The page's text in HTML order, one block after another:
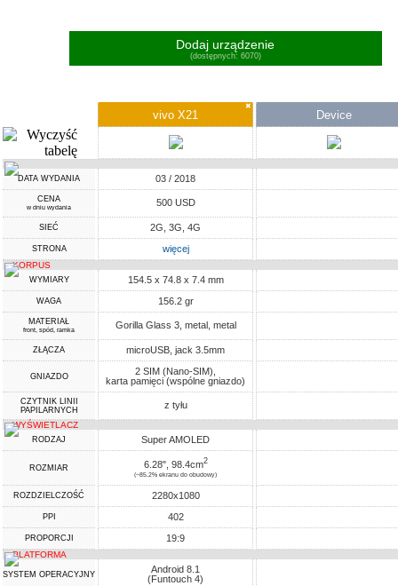
Dodaj urządzenie
(dostępnych: 6070)
✖
vivo X21 Device
DATA WYDANIA 03 / 2018
CENA
w dniu wydania 500 USD
SIEĆ 2G, 3G, 4G
STRONA więcej
KORPUS
WYMIARY 154.5 x 74.8 x 7.4 mm
WAGA 156.2 gr
MATERIAŁ
front, spód, ramka Gorilla Glass 3, metal, metal
ZŁĄCZA microUSB, jack 3.5mm
GNIAZDO
2 SIM (Nano-SIM),
karta pamięci (wspólne gniazdo)
CZYTNIK LINII
PAPILARNYCH
z tyłu
WYŚWIETLACZ
RODZAJ Super AMOLED
ROZMIAR 6.28", 98.4cm2
(~85.2% ekranu do obudowy)
ROZDZIELCZOŚĆ 2280x1080
PPI 402
PROPORCJI 19:9
PLATFORMA
SYSTEM OPERACYJNY
Android 8.1
(Funtouch 4)